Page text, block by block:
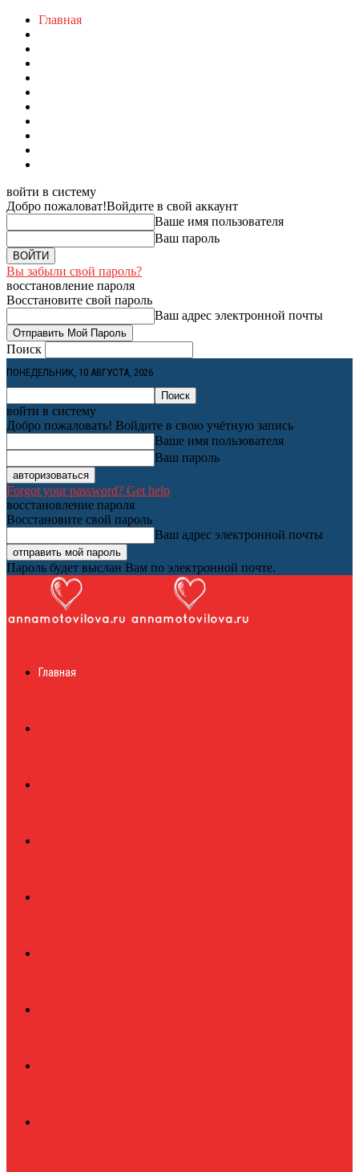
Главная
войти в систему
Добро пожаловат!Войдите в свой аккаунт
Ваше имя пользователя
Ваш пароль
Вы забыли свой пароль?
восстановление пароля
Восстановите свой пароль
Ваш адрес электронной почты
Поиск
ПОНЕДЕЛЬНИК, 10 АВГУСТА, 2026
войти в систему
Добро пожаловать! Войдите в свою учётную запись
Ваше имя пользователя
Ваш пароль
Forgot your password? Get help
восстановление пароля
Восстановите свой пароль
Ваш адрес электронной почты
Пароль будет выслан Вам по электронной почте.
журналГлавная